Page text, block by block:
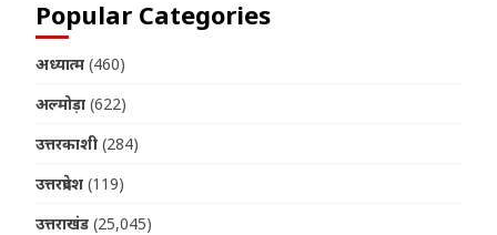
Popular Categories
अध्यात्म (460)
अल्मोड़ा (622)
उत्तरकाशी (284)
उत्तरप्रदेश (119)
उत्तराखंड (25,045)